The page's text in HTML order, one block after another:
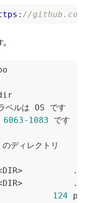
: //
ベルは OS です
6063-1083 です
ィレクトリ
124